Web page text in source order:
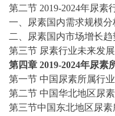
第二节 2019-2024年尿素
一、
尿素国内需求规模分
二、
尿素国内市场增长
第三节 尿素行业未来发
第四章 2019-2024年尿素
第一节 中国 尿素所属行
第二节 中国华北地区尿素
第三节中国东北地区尿素